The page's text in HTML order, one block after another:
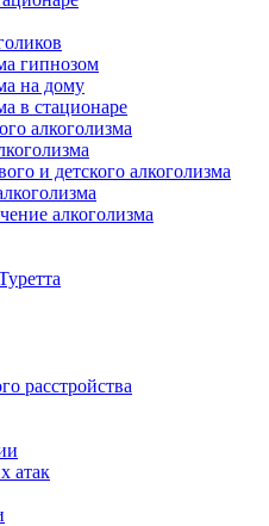
гипнозом
на дому
в стационаре
алкоголизма
и детского алкоголизма
алкоголизма
расстройства
атак